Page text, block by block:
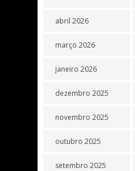
abril 2026
março 2026
janeiro 2026
dezembro 2025
novembro 2025
outubro 2025
setembro 2025